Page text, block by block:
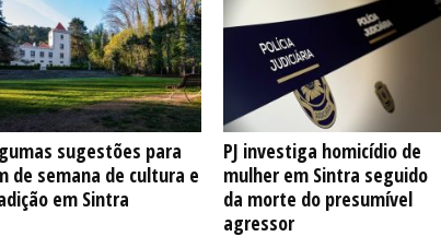
sugestões para
de semana de cultura e
em Sintra
PJ investiga homicídio de
mulher em Sintra seguido
da morte do presumível
agressor